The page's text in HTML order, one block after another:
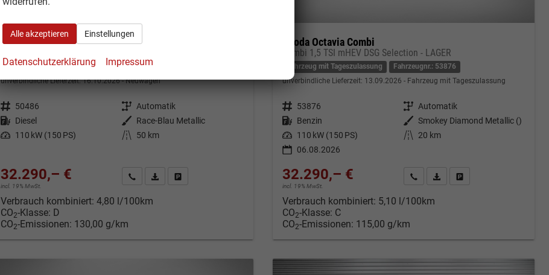
Skoda Octavia Combi
Neuwagen
Fahrzeugnr.: 50486
unverbindliche Lieferzeit:16.10.2026 Neuwagen
Fahrzeugnr. 50486 Getriebe Automatik
Kraftstoff Diesel Außenfarbe
Race-Blau Metallic
Leistung 110 kW (150 PS) Kilometerstand 50 km
32.290,– €
incl. 19% MwSt.
Kontakt & Angebot anfordern
PDF-Datei, Fahrzeugexposé drucken
Fahrzeug merken/Expose drucken
Verbrauch kombiniert:4,80 l/100km
CO2-Klasse: D
CO2-Emissionen: 130,00 g/km
Skoda Octavia Combi
Kombi 1,5 TSI mHEV DSG Selection - LAGER
Fahrzeug mit Tageszulassung
Fahrzeugnr.: 53876
unverbindliche Lieferzeit: 13.09.2026 Fahrzeug mit Tageszulassung
Fahrzeugnr. 53876 Getriebe Automatik
Kraftstoff Benzin Außenfarbe Smokey Diamond Metallic ()
Leistung 110 kW (150 PS) Kilometerstand
20 km
06.08.2026
32.290,– €
incl. 19% MwSt.
Kontakt & Angebot anfordern
PDF-Datei, Fahrzeugexposé
Fahrzeug merken/Expose
Verbrauch kombiniert: 5,10 l/100km
CO2-Klasse: C
CO2-Emissionen: 115,00 g/km
Alle akzeptieren Einstellungen
Datenschutzerklärung Impressum